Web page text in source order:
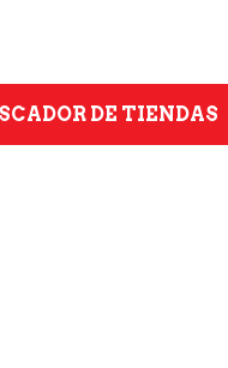
DE TIENDAS